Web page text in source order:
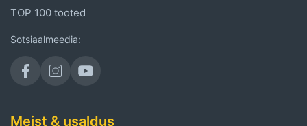
TOP 100 tooted
Sotsiaalmeedia:
Meist & usaldus